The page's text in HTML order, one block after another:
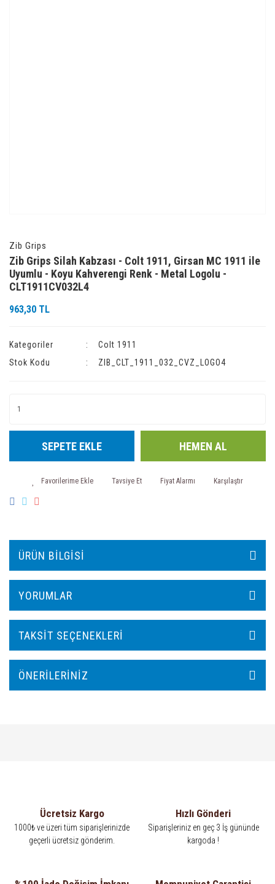
Zib Grips
Zib Grips Silah Kabzası - Colt 1911, Girsan MC 1911 ile
Uyumlu - Koyu Kahverengi Renk - Metal Logolu -
CLT1911CV032L4
963,30 TL
Kategoriler
Colt 1911
Stok Kodu
ZIB_CLT_1911_032_CVZ_LOGO4
SEPETE EKLE HEMEN AL
Tavsiye Et Fiyat Alarmı Karşılaştır
ÜRÜN BILGISI
YORUMLAR
TAKSIT SEÇENEKLERI
ÖNERILERINIZ
Ücretsiz Kargo
1000₺ ve üzeri tüm siparişlerinizde
geçerli ücretsiz gönderim.
Hızlı Gönderi
Siparişleriniz en geç 3 İş gününde
kargoda !